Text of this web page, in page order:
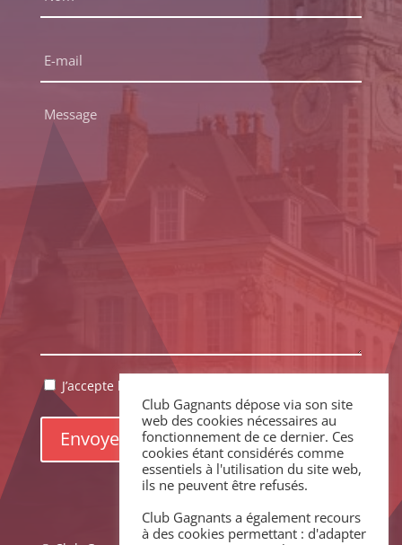
mail
Message
RGPDJ’accepte la politique de confidentialité.
Club Gagnants dépose via son site
web des cookies nécessaires au
fonctionnement de ce dernier. Ces
cookies étant considérés comme
essentiels à l'utilisation du site web,
ils ne peuvent être refusés.
Club Gagnants a également recours
à des cookies permettant : d'adapter